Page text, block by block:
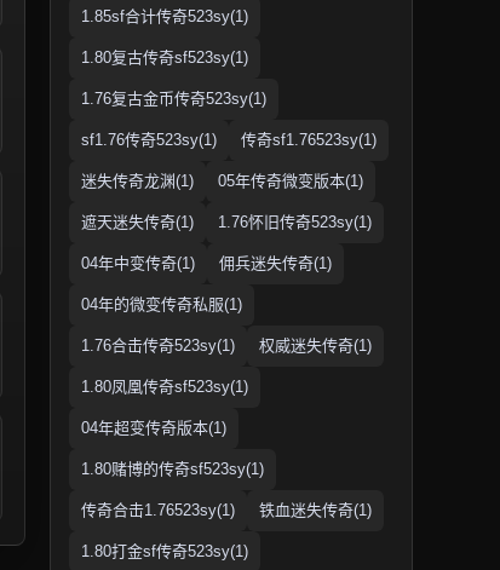
1.85sf合计传奇523sy(1)
1.80复古传奇sf523sy(1)
1.76复古金币传奇523sy(1)
sf1.76传奇523sy(1) 传奇sf1.76523sy(1)
迷失传奇龙渊(1) 05年传奇微变版本(1)
遮天迷失传奇(1) 1.76怀旧传奇523sy(1)
04年中变传奇(1) 佣兵迷失传奇(1)
04年的微变传奇私服(1)
1.76合击传奇523sy(1) 权威迷失传奇(1)
1.80凤凰传奇sf523sy(1)
04年超变传奇版本(1)
1.80赌博的传奇sf523sy(1)
传奇合击1.76523sy(1) 铁血迷失传奇(1)
1.80打金sf传奇523sy(1)